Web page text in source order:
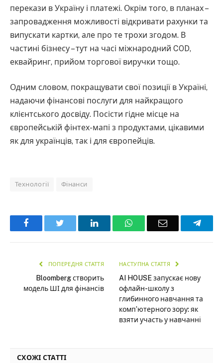
перекази в Україну і платежі. Окрім того, в планах –
запровадження можливості відкривати рахунки та
випускати картки, але про те трохи згодом. В
частині бізнесу – тут на часі міжнародний COD,
еквайринг, прийом торгової виручки тощо.
Одним словом, покращувати свої позиції в Україні,
надаючи фінансові послуги для найкращого
клієнтського досвіду. Посісти гідне місце на
європейській фінтех-мапі з продуктами, цікавими
як для українців, так і для європейців.
Технології Фінанси
Facebook LinkedInWhatsAppEmail
ПОПЕРЕДНЯ СТАТТЯ
Bloomberg створить
модель ШІ для фінансів
НАСТУПНА СТАТТЯ
AI HOUSE запускає нову
офлайн-школу з
глибинного навчання та
компʼютерного зору: як
взяти участь у навчанні
СХОЖІ СТАТТІ